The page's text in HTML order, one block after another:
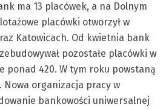
ma 13 placówek, a na Dolnym
placówki otworzył w
Katowicach. Od kwietnia bank
pozostałe placówki w
ponad 420. W tym roku powstaną
Nowa organizacja pracy w
bankowości uniwersalnej